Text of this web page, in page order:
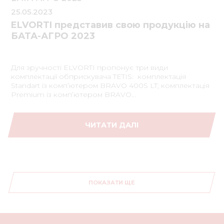
25.05.2023
ELVORTI представив свою продукцію на
БАТА-АГРО 2023
Для зручності ELVORTI пропонує три види
комплектації обприскувача TETIS: комплектація
Standart із комп’ютером BRAVO 400S LT; комплектація
Premium із комп’ютером BRAVO...
ЧИТАТИ ДАЛІ
ПОКАЗАТИ ЩЕ